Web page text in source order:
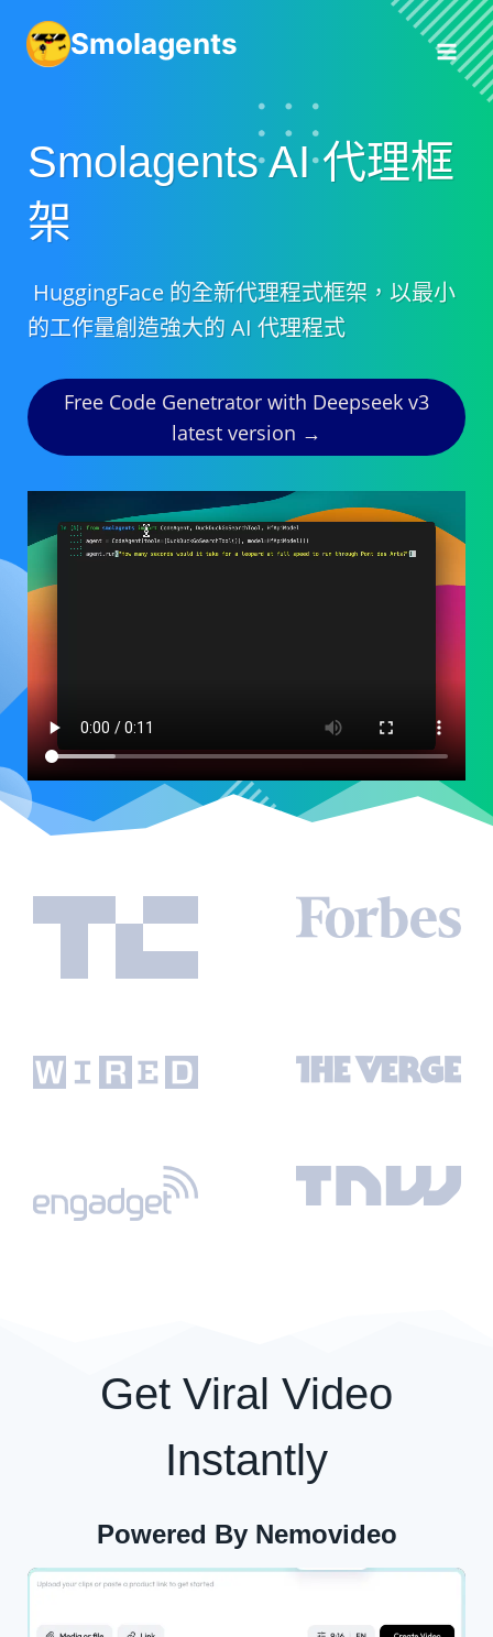
Smolagents
Smolagents AI 代理框
架
HuggingFace 的全新代理程式框架，以最小
的工作量創造強大的 AI 代理程式
Free Code Genetrator with Deepseek v3
latest version →
Get Viral Video
Instantly
Powered By Nemovideo